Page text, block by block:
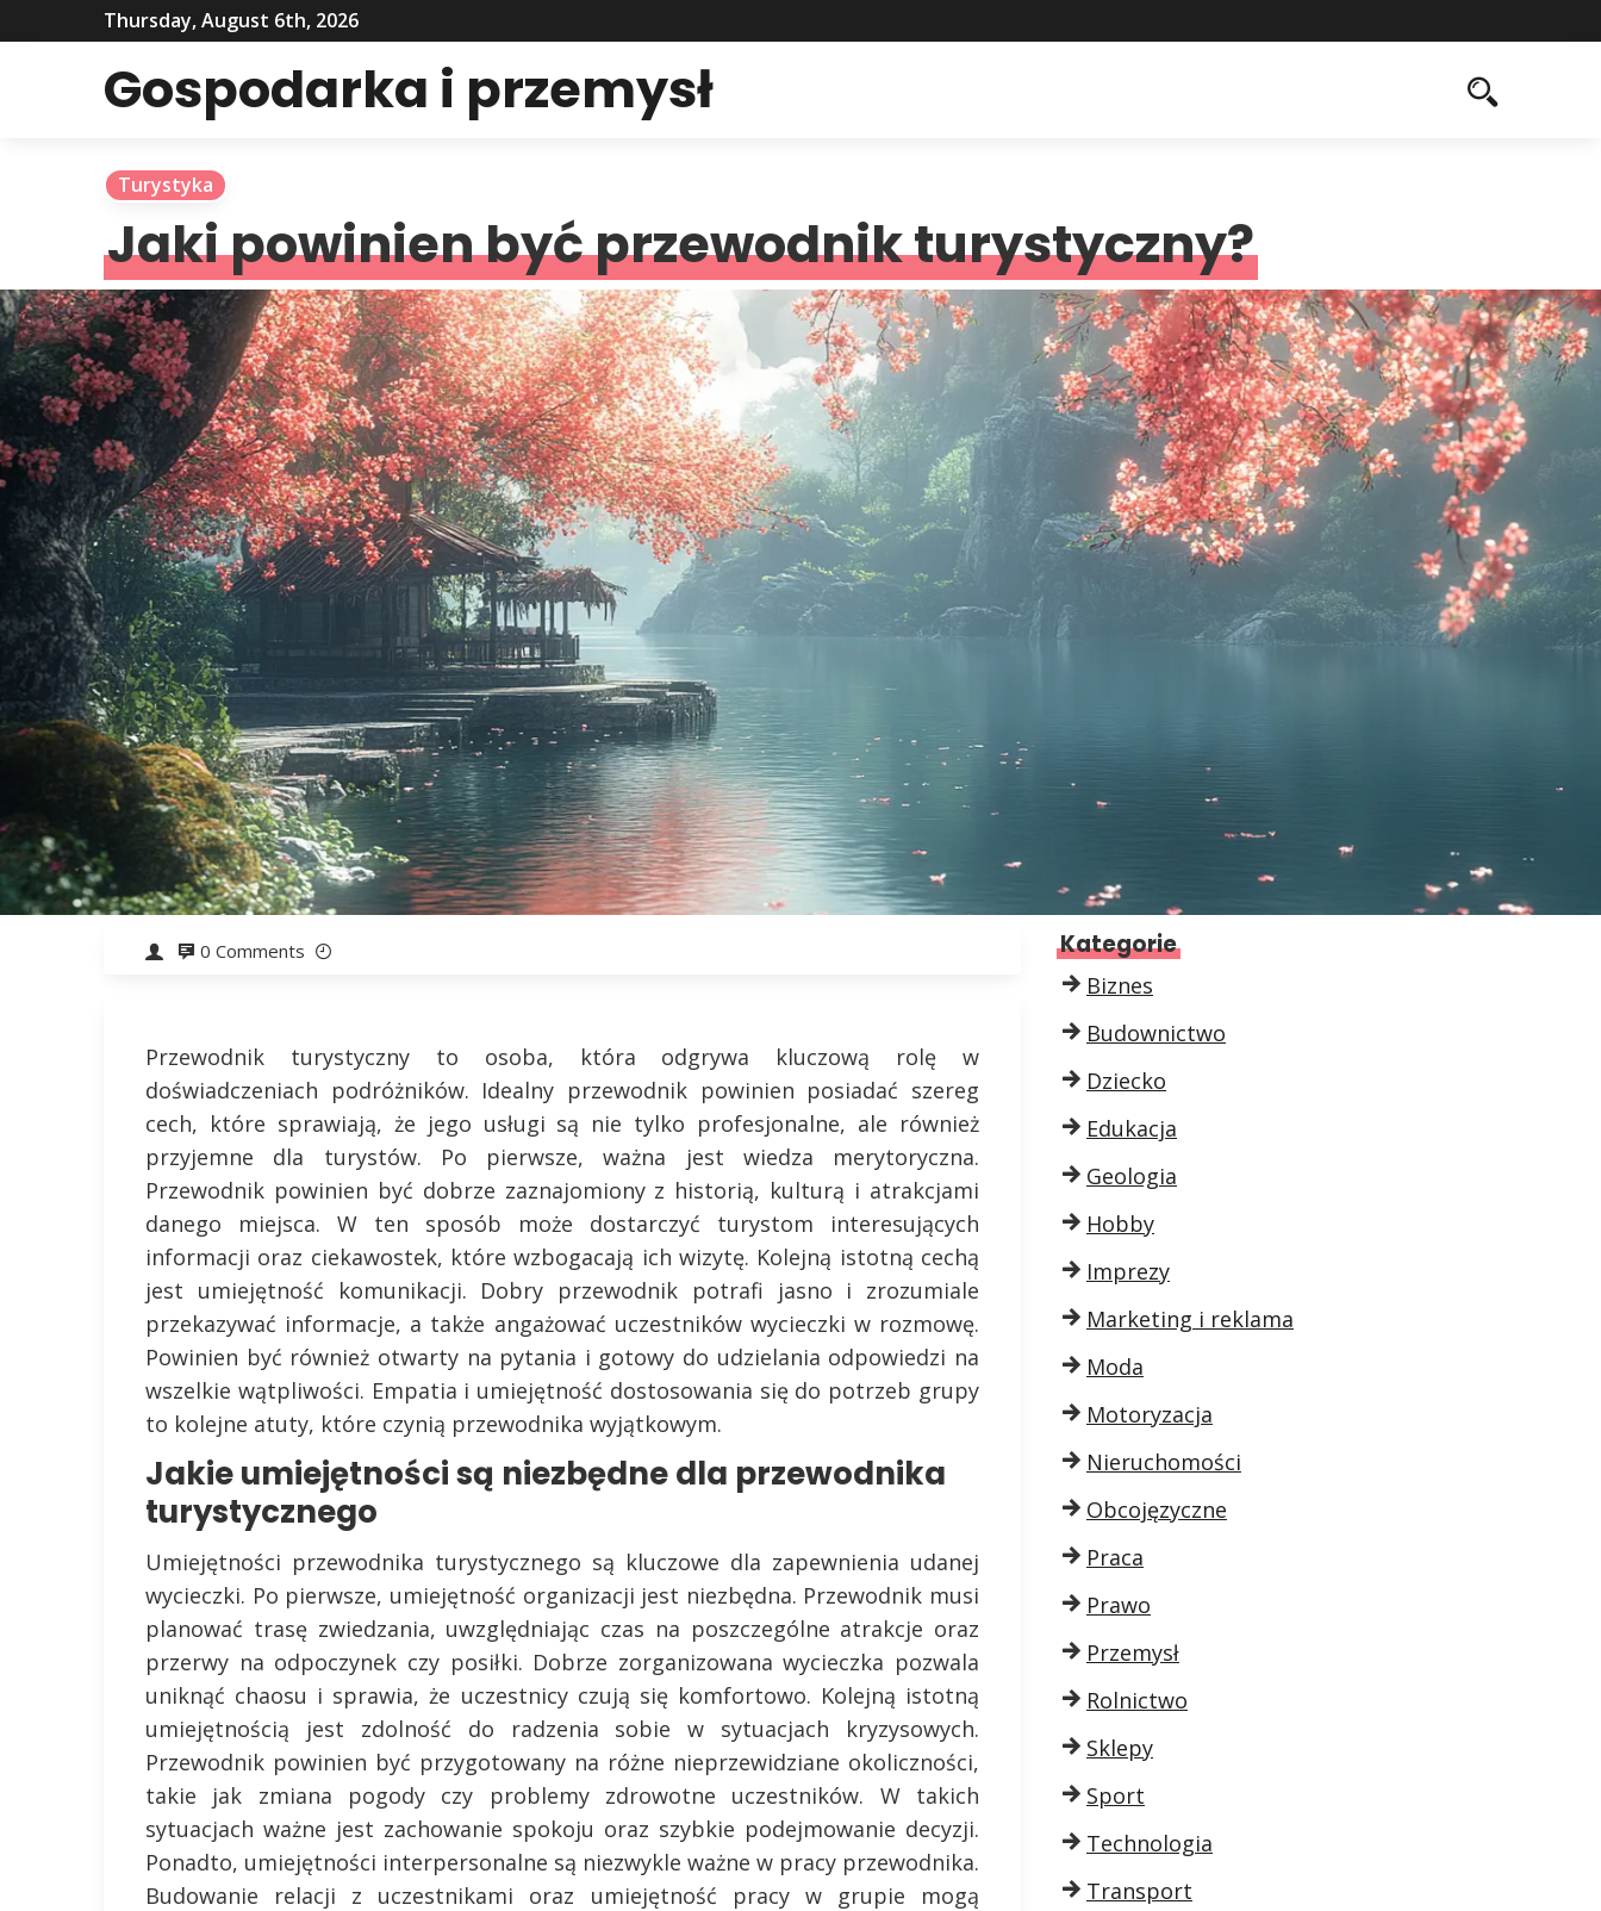
Thursday, August 6th, 2026
Gospodarka i przemysł
Turystyka
Jaki powinien być przewodnik turystyczny?
0 Comments
Przewodnik turystyczny to osoba, która odgrywa kluczową rolę w
doświadczeniach podróżników. Idealny przewodnik powinien posiadać szereg
cech, które sprawiają, że jego usługi są nie tylko profesjonalne, ale również
przyjemne dla turystów. Po pierwsze, ważna jest wiedza merytoryczna.
Przewodnik powinien być dobrze zaznajomiony z historią, kulturą i atrakcjami
danego miejsca. W ten sposób może dostarczyć turystom interesujących
informacji oraz ciekawostek, które wzbogacają ich wizytę. Kolejną istotną cechą
jest umiejętność komunikacji. Dobry przewodnik potrafi jasno i zrozumiale
przekazywać informacje, a także angażować uczestników wycieczki w rozmowę.
Powinien być również otwarty na pytania i gotowy do udzielania odpowiedzi na
wszelkie wątpliwości. Empatia i umiejętność dostosowania się do potrzeb grupy
to kolejne atuty, które czynią przewodnika wyjątkowym.
Jakie umiejętności są niezbędne dla przewodnika
turystycznego
Umiejętności przewodnika turystycznego są kluczowe dla zapewnienia udanej
wycieczki. Po pierwsze, umiejętność organizacji jest niezbędna. Przewodnik musi
planować trasę zwiedzania, uwzględniając czas na poszczególne atrakcje oraz
przerwy na odpoczynek czy posiłki. Dobrze zorganizowana wycieczka pozwala
uniknąć chaosu i sprawia, że uczestnicy czują się komfortowo. Kolejną istotną
umiejętnością jest zdolność do radzenia sobie w sytuacjach kryzysowych.
Przewodnik powinien być przygotowany na różne nieprzewidziane okoliczności,
takie jak zmiana pogody czy problemy zdrowotne uczestników. W takich
sytuacjach ważne jest zachowanie spokoju oraz szybkie podejmowanie decyzji.
Ponadto, umiejętności interpersonalne są niezwykle ważne w pracy przewodnika.
Budowanie relacji z uczestnikami oraz umiejętność pracy w grupie mogą
Kategorie
Biznes
Budownictwo
Dziecko
Edukacja
Geologia
Hobby
Imprezy
Marketing i reklama
Moda
Motoryzacja
Nieruchomości
Obcojęzyczne
Praca
Prawo
Przemysł
Rolnictwo
Sklepy
Sport
Technologia
Transport